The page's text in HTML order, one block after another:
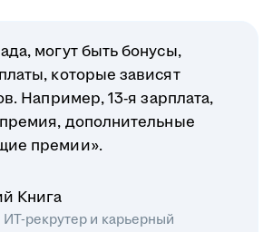
могут быть бонусы,
которые зависят
Например, 13-я зарплата,
дополнительные
премии».
Книга
рекрутер и карьерный